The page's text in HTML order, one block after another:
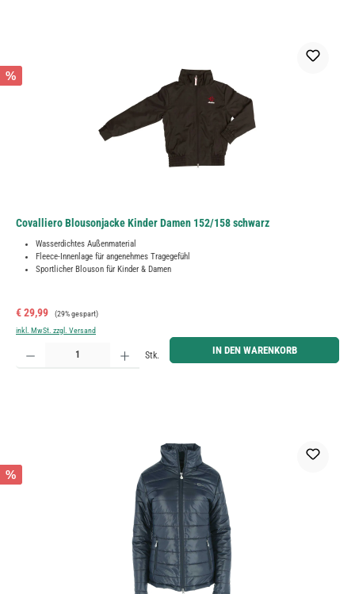
%
Covalliero Blousonjacke Kinder Damen 152/158 schwarz
Wasserdichtes Außenmaterial
Fleece-Innenlage für angenehmes Tragegefühl
Sportlicher Blouson für Kinder & Damen
Verkaufspreis:
€ 29,99 Regulärer Preis:
(29% gespart)
inkl. MwSt. zzgl. Versand
Produkt Anzahl: Gib den gewünschten Wert ein oder benutze die Schaltflächen um die Anzahl zu
Stk. IN DEN WARENKORB
%